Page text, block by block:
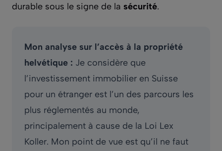
durable sous le signe de la sécurité.
Mon analyse sur l’accès à la propriété
helvétique : Je considère que
l’investissement immobilier en Suisse
pour un étranger est l’un des parcours les
plus réglementés au monde,
principalement à cause de la Loi Lex
Koller. Mon point de vue est qu’il ne faut